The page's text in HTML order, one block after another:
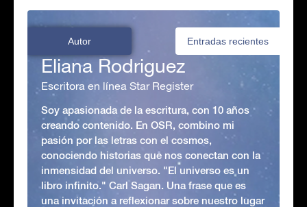
Autor Entradas recientes
Eliana Rodriguez
Escritora en línea Star Register
Soy apasionada de la escritura, con 10 años
creando contenido. En OSR, combino mi
pasión por las letras con el cosmos,
conociendo historias que nos conectan con la
inmensidad del universo. "El universo es un
libro infinito." Carl Sagan. Una frase que es
una invitación a reflexionar sobre nuestro lugar